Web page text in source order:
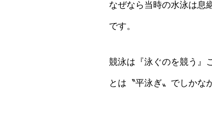
なぜなら当時の水泳は息
です。
競泳は『泳ぐのを競う』
とは〝平泳ぎ〟でしかな